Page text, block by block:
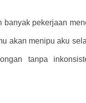
banyak pekerjaan
akan menipu aku
tanpa